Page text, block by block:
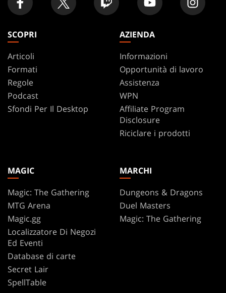
SCOPRI
Articoli
Formati
Regole
Podcast
Sfondi Per Il Desktop
AZIENDA
Informazioni
Opportunità di lavoro
Assistenza
WPN
Affiliate Program
Disclosure
Riciclare i prodotti
MAGIC
Magic: The Gathering
MTG Arena
Magic.gg
Localizzatore Di Negozi
Ed Eventi
Database di carte
Secret Lair
SpellTable
MARCHI
Dungeons & Dragons
Duel Masters
Magic: The Gathering